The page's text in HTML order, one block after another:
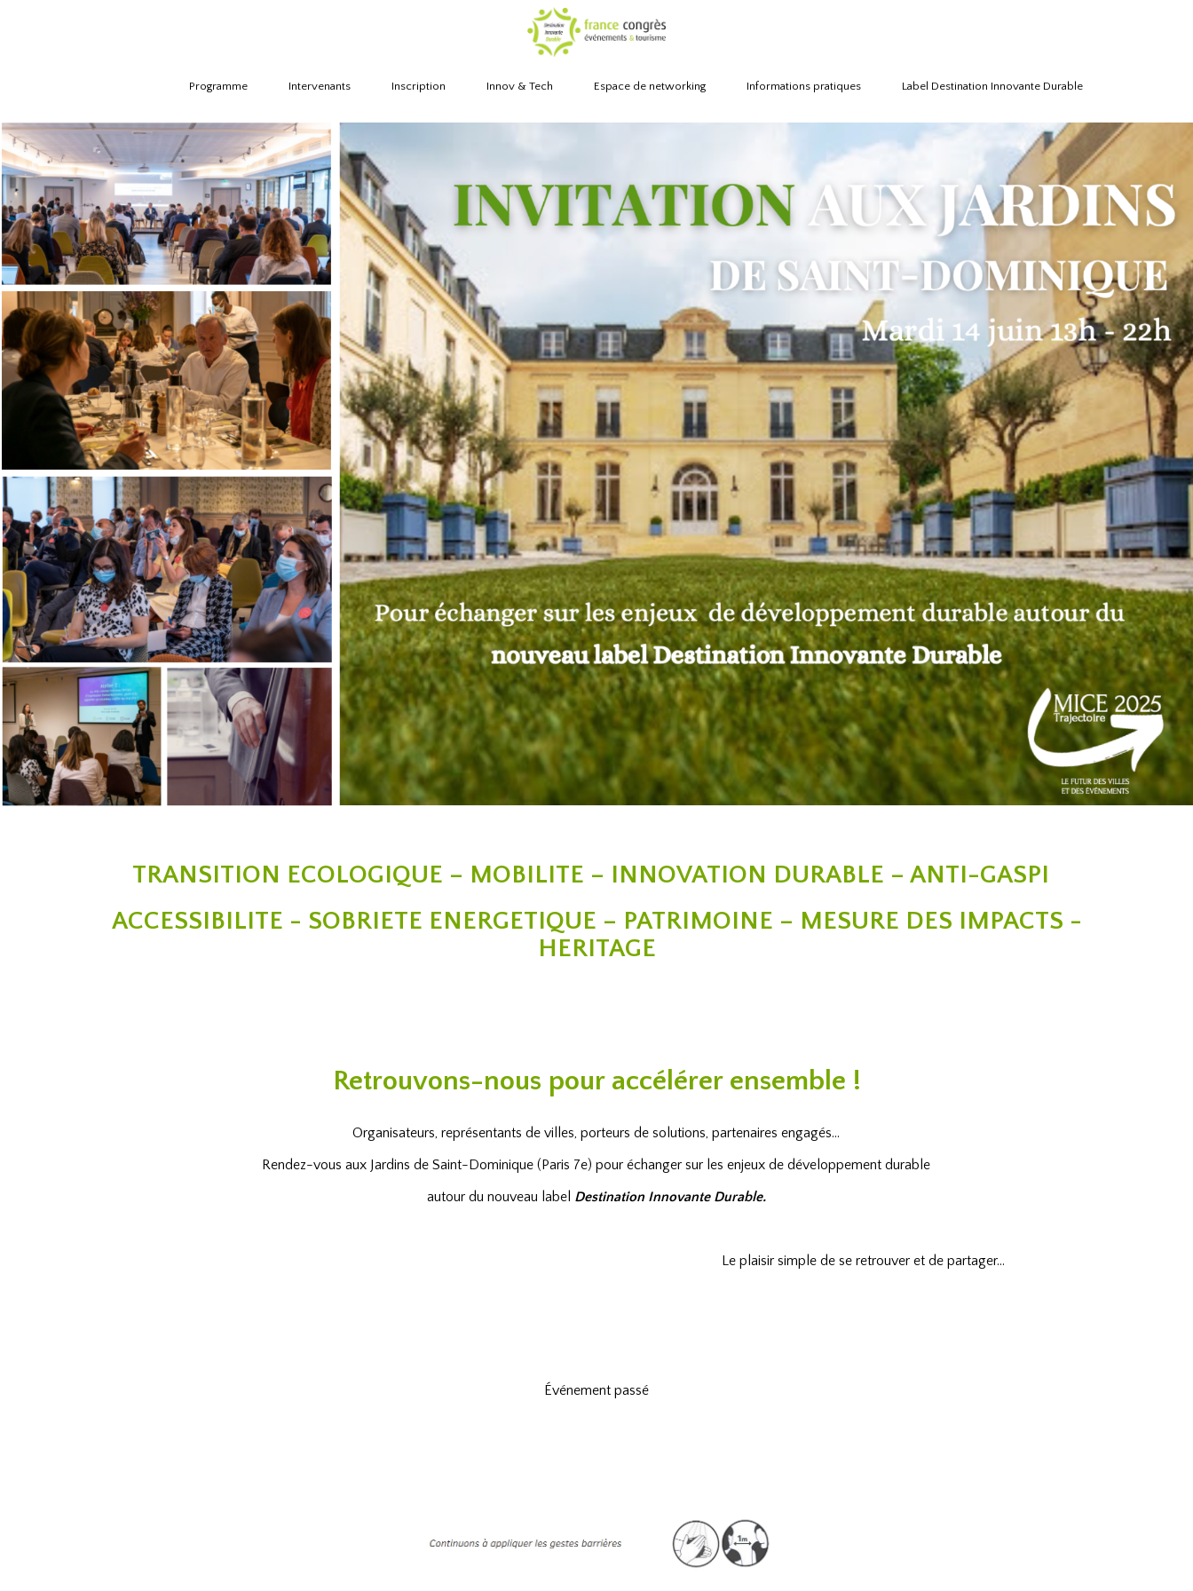
Programme Intervenants Inscription Innov & Tech Espace de networking Informations pratiques Label Destination Innovante Durable
TRANSITION ECOLOGIQUE – MOBILITE – INNOVATION DURABLE – ANTI-GASPI
ACCESSIBILITE - SOBRIETE ENERGETIQUE – PATRIMOINE – MESURE DES IMPACTS -
HERITAGE
Retrouvons-nous pour accélérer ensemble !
Organisateurs, représentants de villes, porteurs de solutions, partenaires engagés…
Rendez-vous aux Jardins de Saint-Dominique (Paris 7e) pour échanger sur les enjeux de développement durable
autour du nouveau label Destination Innovante Durable.
Le plaisir simple de se retrouver et de partager…
Événement passé